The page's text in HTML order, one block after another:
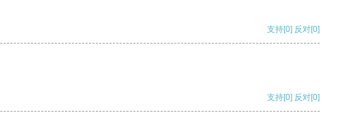
支持[0] 反对[0]
支持[0] 反对[0]